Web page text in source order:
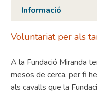
Informació
Voluntariat per als
A la Fundació Miranda
mesos de cerca, per fi
als cavalls que la